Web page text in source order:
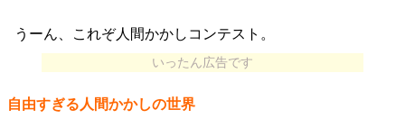
うーん、これぞ人間かかしコンテスト。
いったん広告です
自由すぎる人間かかしの世界